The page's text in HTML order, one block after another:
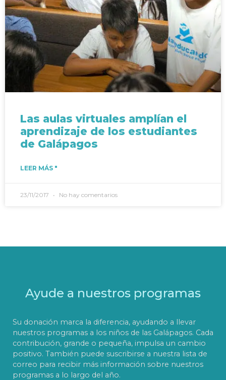
Las aulas virtuales amplían el
aprendizaje de los estudiantes
de Galápagos
LEER MÁS "
23/11/2017 No hay comentarios
Ayude a nuestros programas
Su donación marca la diferencia, ayudando a llevar
nuestros programas a los niños de las Galápagos. Cada
contribución, grande o pequeña, impulsa un cambio
positivo. También puede suscribirse a nuestra lista de
correo para recibir más información sobre nuestros
programas a lo largo del año.